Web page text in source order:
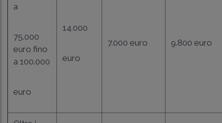
a
75.000
euro fino
a 100.000
euro
14.000
euro
7.000 euro 9.800 euro